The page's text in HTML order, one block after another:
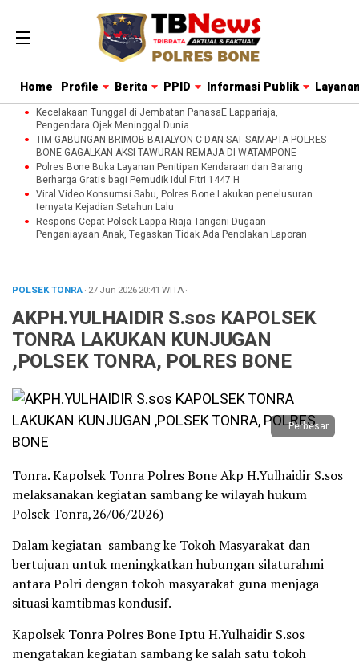
Home Profile Berita PPID Informasi Publik
Kecelakaan Tunggal di Jembatan PanasaE Lappariaja,
Pengendara Ojek Meninggal Dunia
TIM GABUNGAN BRIMOB BATALYON C DAN SAT SAMAPTA POLRES
BONE GAGALKAN AKSI TAWURAN REMAJA DI WATAMPONE
Polres Bone Buka Layanan Penitipan Kendaraan dan Barang
Berharga Gratis bagi Pemudik Idul Fitri 1447 H
Viral Video Konsumsi Sabu, Polres Bone Lakukan penelusuran
ternyata Kejadian Setahun Lalu
Respons Cepat Polsek Lappa Riaja Tangani Dugaan
Penganiayaan Anak, Tegaskan Tidak Ada Penolakan Laporan
POLSEK TONRA· 27 Jun 202620:41 WITA·
AKPH.YULHAIDIR S.sos KAPOLSEK
TONRA LAKUKAN KUNJUGAN
,POLSEK TONRA, POLRES BONE
Perbesar
Tonra. Kapolsek Tonra Polres Bone Akp H.Yulhaidir S.sos
melaksanakan kegiatan sambang ke wilayah hukum
Polsek Tonra,26/06/2026)
Dalam kegiatan sambang ke Tokoh Masyarakat dan
bertujuan untuk meningkatkan hubungan silaturahmi
antara Polri dengan tokoh masyarakat guna menjaga
situasi kamtibmas kondusif.
Kapolsek Tonra Polres Bone Iptu H.Yulhaidir S.sos
mengatakan kegiatan sambang ke salah satu tokoh